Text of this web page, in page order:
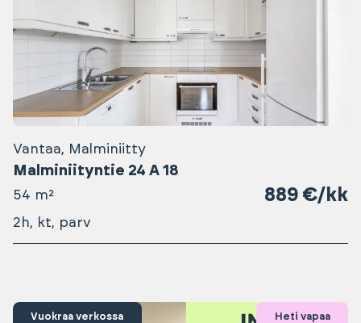
Vantaa, Malminiitty
Malminiityntie 24 A 18
54 m² 889 €/kk
2h, kt, parv
Vuokraa verkossa Heti vapaa